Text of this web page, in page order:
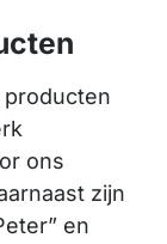
producten
ons
zijn
en